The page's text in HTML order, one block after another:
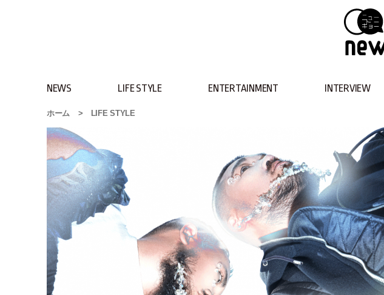
NEWS LIFE STYLE ENTERTAINMENT INTERVIEW
ホーム > LIFE STYLE